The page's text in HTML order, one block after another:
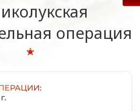
операция